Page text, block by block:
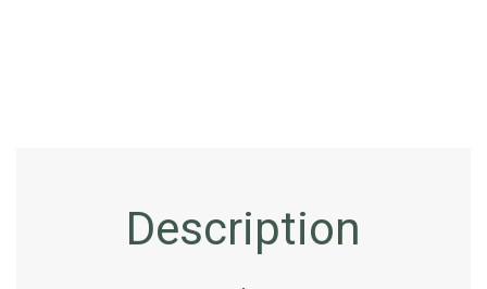
Description